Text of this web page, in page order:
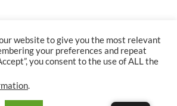
website to give you the most relevant
your preferences and repeat
you consent to the use of ALL the
.